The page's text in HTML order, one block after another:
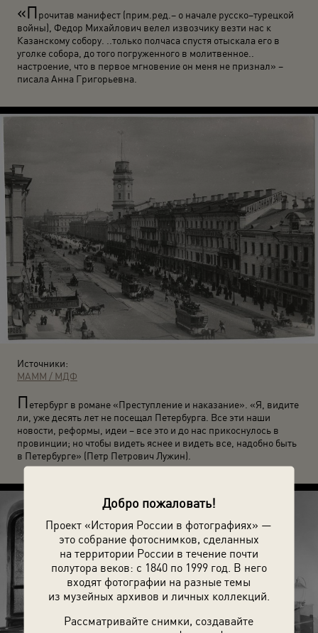
Добро пожаловать!
Проект «История России в фотографиях» —
это собрание фотоснимков, сделанных
на территории России в течение почти
полутора веков: с 1840 по 1999 год. В него
входят фотографии на разные темы
из музейных архивов и личных коллекций.
Рассматривайте снимки, создавайте
«Прочитав манифест (прим.ред.– о начале русско–турецкой
войны), Федор Михайлович велел извозчику везти нас к
Казанскому собору. ..только полчаса спустя отыскала его в
уголке собора, до того погруженного в молитвенное..
настроение, что в первое мгновение он меня не признал» –
писала Анна Григорьевна.
Источники:
МАММ / МДФ
Петербург в романе «Преступление и наказание». «Я, видите
ли, уже десять лет не посещал Петербурга. Все эти наши
новости, реформы, идеи – все это и до нас прикоснулось в
провинции; но чтобы видеть яснее и видеть все, надобно быть
в Петербурге» (Петр Петрович Лужин).